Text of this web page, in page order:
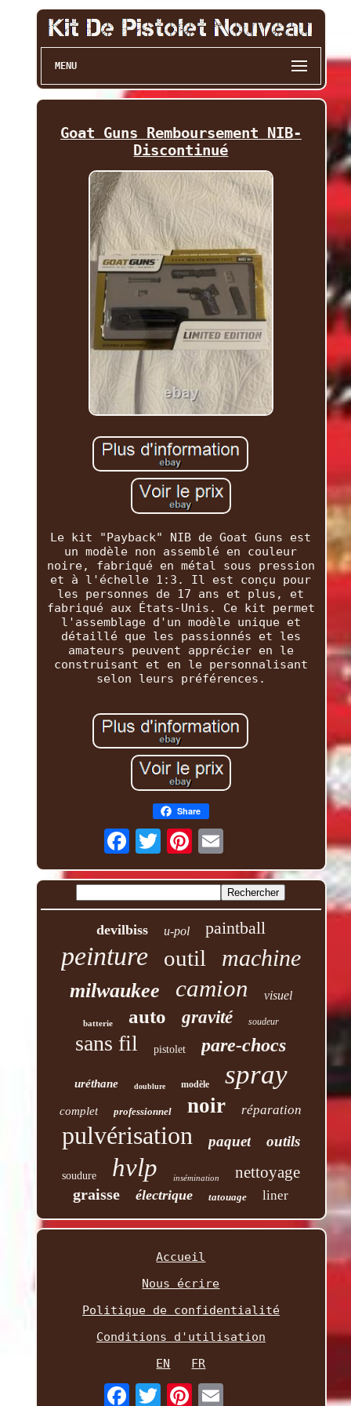
MENU
Goat Guns Remboursement NIB-
Discontinué
Le kit "Payback" NIB de Goat Guns est
un modèle non assemblé en couleur
noire, fabriqué en métal sous pression
et à l'échelle 1:3. Il est conçu pour
les personnes de 17 ans et plus, et
fabriqué aux États-Unis. Ce kit permet
l'assemblage d'un modèle unique et
détaillé que les passionnés et les
amateurs peuvent apprécier en le
construisant et en le personnalisant
selon leurs préférences.
Share
devilbiss u-pol paintball
peinture outil machine
milwaukee camion visuel
batterie auto gravité soudeur
sans fil pistolet pare-chocs
uréthane doublure modèle spray
complet professionnel noir réparation
pulvérisation paquet outils
soudure hvlp insémination nettoyage
graisse électrique tatouage liner
Accueil
Nous écrire
Politique de confidentialité
Conditions d'utilisation
EN
FR